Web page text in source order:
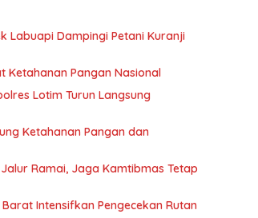
Labuapi Dampingi Petani Kuranji
Ketahanan Pangan Nasional
Lotim Turun Langsung
Ketahanan Pangan dan
Ramai, Jaga Kamtibmas Tetap
Intensifkan Pengecekan Rutan